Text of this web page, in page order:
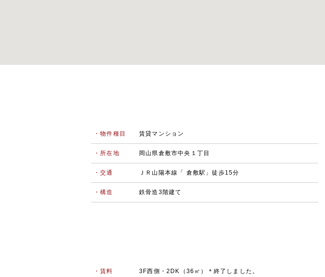
・物件種目 賃貸マンション
・所在地 岡山県倉敷市中央１丁目
・交通 ＪＲ山陽本線「 倉敷駅」徒歩15分
・構造 鉄骨造3階建て
・賃料
3F西側・2DK（36㎡）＊終了しました。